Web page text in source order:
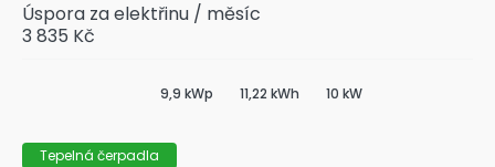
Úspora za elektřinu / měsíc
3 835 Kč
9,9 kWp 11,22 kWh 10 kW
Tepelná čerpadla